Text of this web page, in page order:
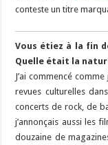
conteste un titre
Vous étiez à la fin
Quelle était la
J’ai commencé
revues culturelles
concerts de rock, de
j’annonçais aussi les
douzaine de